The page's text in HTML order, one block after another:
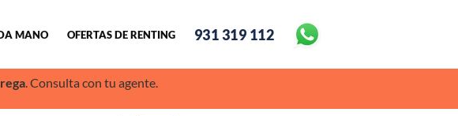
MANO OFERTAS DE RENTING 931 319 112
. Consulta con tu agente.